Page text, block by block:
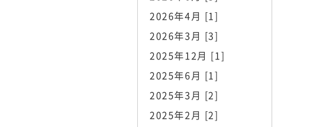
2026年4月 [1]
2026年3月 [3]
2025年12月 [1]
2025年6月 [1]
2025年3月 [2]
2025年2月 [2]